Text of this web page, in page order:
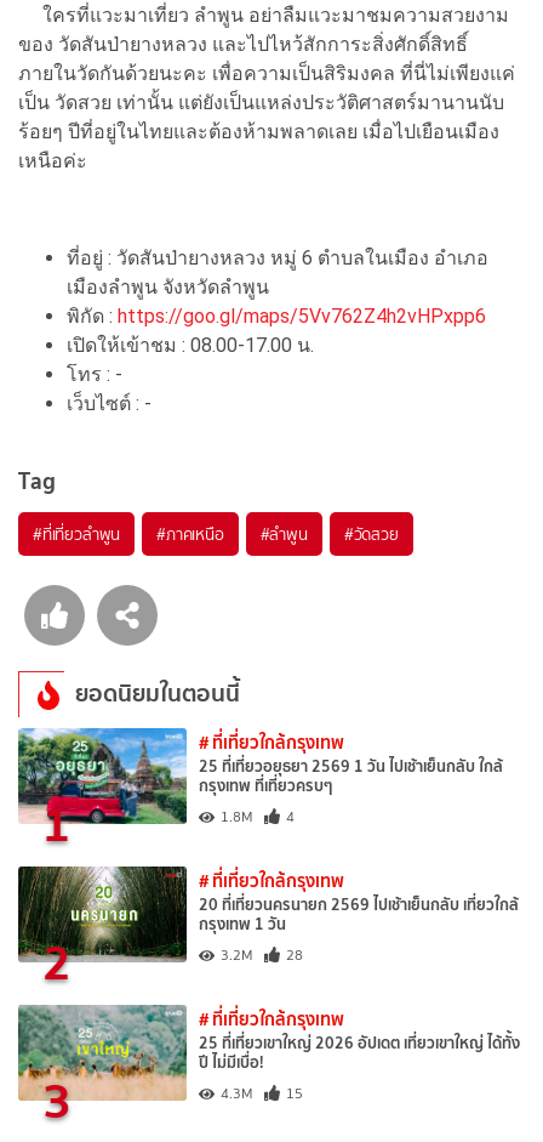
ใครที่แวะมาเที่ยว ลำพูน อย่าลืมแวะมาชมความสวยงาม
ของ วัดสันป่ายางหลวง และไปไหว้สักการะสิ่งศักดิ์สิทธิ์
ภายในวัดกันด้วยนะคะ เพื่อความเป็นสิริมงคล ที่นี่ไม่เพียงแค่
เป็น วัดสวย เท่านั้น แต่ยังเป็นแหล่งประวัติศาสตร์มานานนับ
ร้อยๆ ปีที่อยู่ในไทยและต้องห้ามพลาดเลย เมื่อไปเยือนเมือง
เหนือค่ะ
ที่อยู่ : วัดสันป่ายางหลวง หมู่ 6 ตำบลในเมือง อำเภอ
เมืองลำพูน จังหวัดลำพูน
พิกัด : https://goo.gl/maps/5Vv762Z4h2vHPxpp6
เปิดให้เข้าชม : 08.00-17.00 น.
โทร : -
เว็บไซต์ : -
Tag
#ที่เที่ยวลำพูน #ภาคเหนือ #ลำพูน #วัดสวย
ยอดนิยมในตอนนี้
1
# ที่เที่ยวใกล้กรุงเทพ
25 ที่เที่ยวอยุธยา 2569 1 วัน ไปเช้าเย็นกลับ ใกล้
กรุงเทพ ที่เที่ยวครบๆ
1.8M 4
2
# ที่เที่ยวใกล้กรุงเทพ
20 ที่เที่ยวนครนายก 2569 ไปเช้าเย็นกลับ เที่ยวใกล้
กรุงเทพ 1 วัน
3.2M 28
3
# ที่เที่ยวใกล้กรุงเทพ
25 ที่เที่ยวเขาใหญ่ 2026 อัปเดต เที่ยวเขาใหญ่ ได้ทั้ง
ปี ไม่มีเบื่อ!
4.3M 15